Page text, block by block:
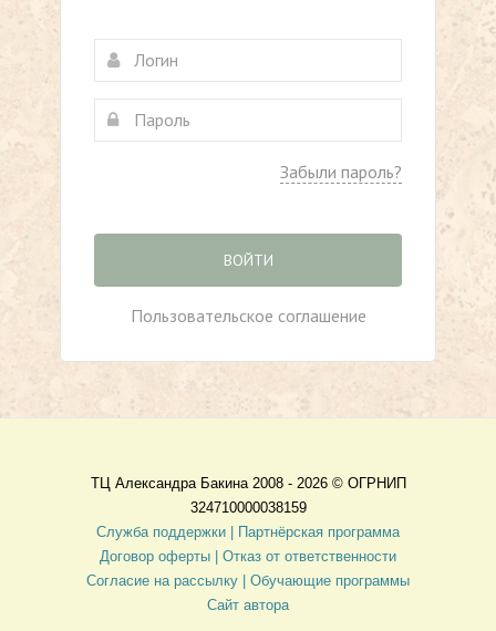
Забыли пароль?
ВОЙТИ
Пользовательское соглашение
ТЦ Александра Бакина 2008 - 2026 © ОГРНИП
324710000038159
Служба поддержки |
Партнёрская программа
Договор оферты
| Отказ от ответственности
Согласие на рассылку | Обучающие программы
Сайт автора